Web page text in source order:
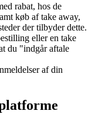
rabat, hos de
køb af take away,
der tilbyder dette.
eller en take
du "indgår aftale
af din